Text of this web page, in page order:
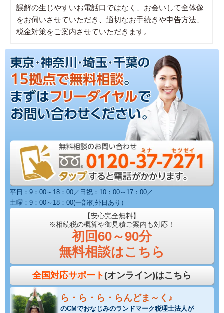
誤解の生じやすいお電話口ではなく、お会いして全体像
をお伺いさせていただき、適切なお手続きや申告方法、
税金対策をご案内させていただきます。
平日：9：00～18：00／日祝：10：00～17：00／
土曜：9：00～18：00(一部例外日あり）
【安心完全無料】
※相続税の概算や御見積ご案内も対応！
初回60～90分
無料相談はこちら
全国対応サポート(オンライン)はこちら
ら・ら・ら・らんどま～く♪
のCMでおなじみのランドマーク税理士法人が